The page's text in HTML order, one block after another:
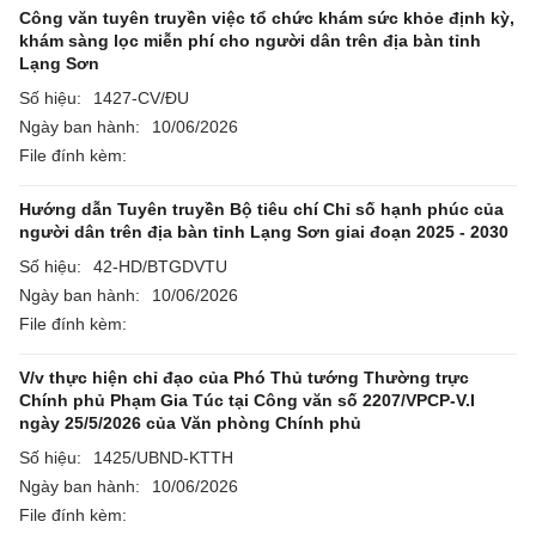
Công văn tuyên truyền việc tổ chức khám sức khỏe định kỳ,
khám sàng lọc miễn phí cho người dân trên địa bàn tỉnh
Lạng Sơn
Số hiệu:
1427-CV/ĐU
Ngày ban hành:
10/06/2026
File đính kèm:
Hướng dẫn Tuyên truyền Bộ tiêu chí Chỉ số hạnh phúc của
người dân trên địa bàn tỉnh Lạng Sơn giai đoạn 2025 - 2030
Số hiệu:
42-HD/BTGDVTU
Ngày ban hành:
10/06/2026
File đính kèm:
V/v thực hiện chỉ đạo của Phó Thủ tướng Thường trực
Chính phủ Phạm Gia Túc tại Công văn số 2207/VPCP-V.I
ngày 25/5/2026 của Văn phòng Chính phủ
Số hiệu:
1425/UBND-KTTH
Ngày ban hành:
10/06/2026
File đính kèm: